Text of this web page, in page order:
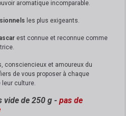
aromatique incomparable.
les plus exigeants.
est connue et reconnue comme
consciencieux et amoureux du
de vous proposer à chaque
leur culture.
vide de 250 g - pas de